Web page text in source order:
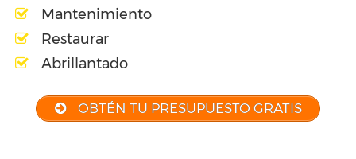
Mantenimiento
Restaurar
Abrillantado
OBTÉN TU PRESUPUESTO GRATIS